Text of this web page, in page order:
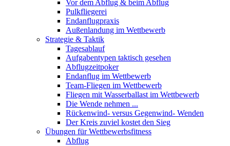
Vor dem Abflug & beim Abflug
Pulkfliegerei
Endanflugpraxis
Außenlandung im Wettbewerb
Strategie & Taktik
Tagesablauf
Aufgabentypen taktisch gesehen
Abflugzeitpoker
Endanflug im Wettbewerb
Team-Fliegen im Wettbewerb
Fliegen mit Wasserballast im Wettbewerb
Die Wende nehmen ...
Rückenwind- versus Gegenwind- Wenden
Der Kreis zuviel kostet den Sieg
Übungen für Wettbewerbsfitness
Abflug